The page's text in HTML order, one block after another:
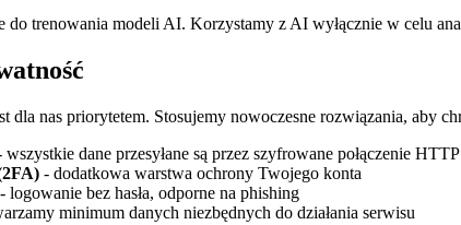
do trenowania modeli AI. Korzystamy z AI wyłącznie w celu
dla nas priorytetem. Stosujemy nowoczesne rozwiązania, aby
wszystkie dane przesyłane są przez szyfrowane połączenie
- dodatkowa warstwa ochrony Twojego konta
- logowanie bez hasła, odporne na phishing
minimum danych niezbędnych do działania serwisu